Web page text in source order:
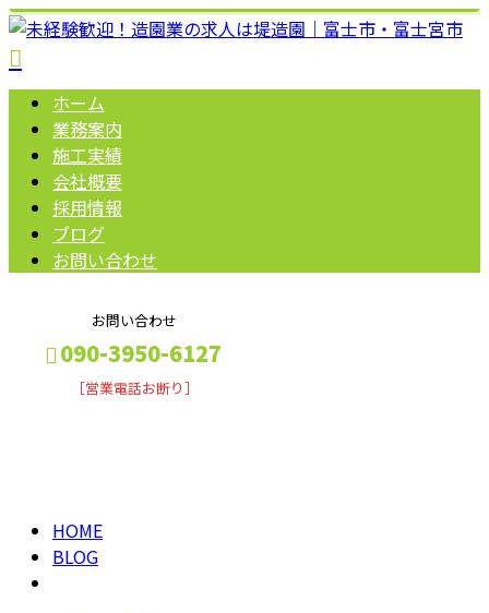
ホーム
業務案内
施工実績
会社概要
採用情報
ブログ
お問い合わせ
お問い合わせ
090-3950-6127
［営業電話お断り］
HOME
BLOG